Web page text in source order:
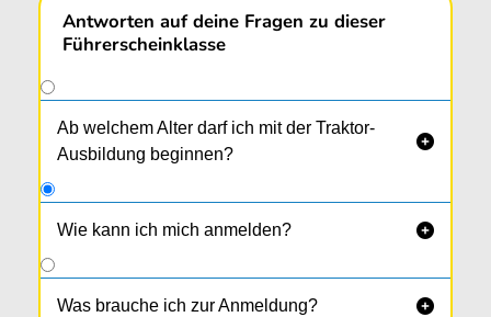
Antworten auf deine Fragen zu dieser
Führerscheinklasse
Ab welchem Alter darf ich mit der Traktor-
Ausbildung beginnen?

Wie kann ich mich anmelden? 
Gleich online oder in unseren Fahr­schulbüros
Neufelden, Rohrbach und Walding zu unseren
Was brauche ich zur Anmeldung? 